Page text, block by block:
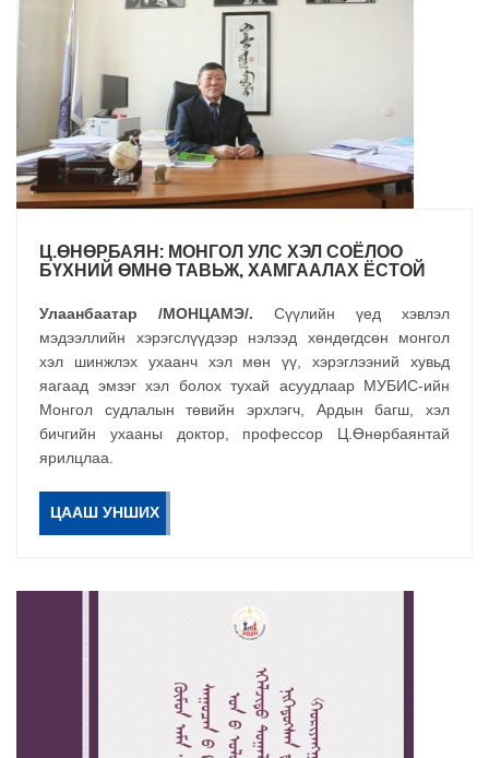
Ц.ӨНӨРБАЯН: МОНГОЛ УЛС ХЭЛ СОЁЛОО
БҮХНИЙ ӨМНӨ ТАВЬЖ, ХАМГААЛАХ ЁСТОЙ
Улаанбаатар /МОНЦАМЭ/. Сүүлийн үед хэвлэл
мэдээллийн хэрэгслүүдээр нэлээд хөндөгдсөн монгол
хэл шинжлэх ухаанч хэл мөн үү, хэрэглээний хувьд
яагаад эмзэг хэл болох тухай асуудлаар МУБИС-ийн
Монгол судлалын төвийн эрхлэгч, Ардын багш, хэл
бичгийн ухааны доктор, профессор Ц.Өнөрбаянтай
ярилцлаа.
ЦААШ УНШИХ